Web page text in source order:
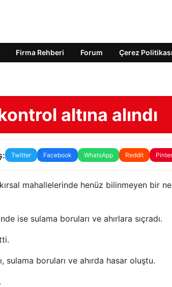
Firma Rehberi Forum Çerez Politikası
altına alındı
Twitter Facebook WhatsApp Reddit
kırsal mahallelerinde henüz bilinmeyen bir
ise sulama boruları ve ahırlara sıçradı.
sulama boruları ve ahırda hasar oluştu.